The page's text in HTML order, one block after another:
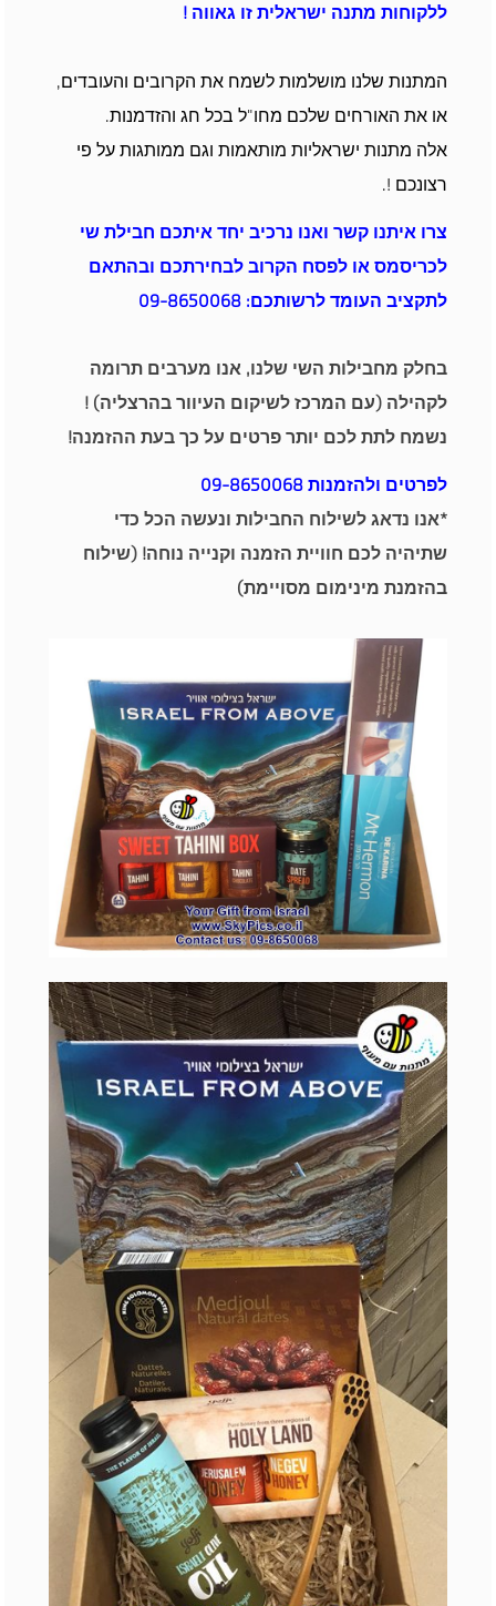
ללקוחות מתנה ישראלית זו גאווה !
המתנות שלנו מושלמות לשמח את הקרובים והעובדים,
או את האורחים שלכם מחו"ל בכל חג והזדמנות.
אלה מתנות ישראליות מותאמות וגם ממותגות על פי
רצונכם !.
צרו איתנו קשר ואנו נרכיב יחד איתכם חבילת שי
לכריסמס או לפסח הקרוב לבחירתכם ובהתאם
לתקציב העומד לרשותכם: 09-8650068
בחלק מחבילות השי שלנו, אנו מערבים תרומה
לקהילה (עם המרכז לשיקום העיוור בהרצליה) !
נשמח לתת לכם יותר פרטים על כך בעת ההזמנה!
לפרטים ולהזמנות 09-8650068
*אנו נדאג לשילוח החבילות ונעשה הכל כדי
שתיהיה לכם חוויית הזמנה וקנייה נוחה! (שילוח
בהזמנת מינימום מסויימת)